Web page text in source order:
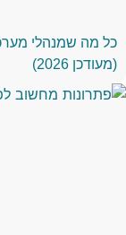
כל מה שמנהלי
(מעודכן 2026)